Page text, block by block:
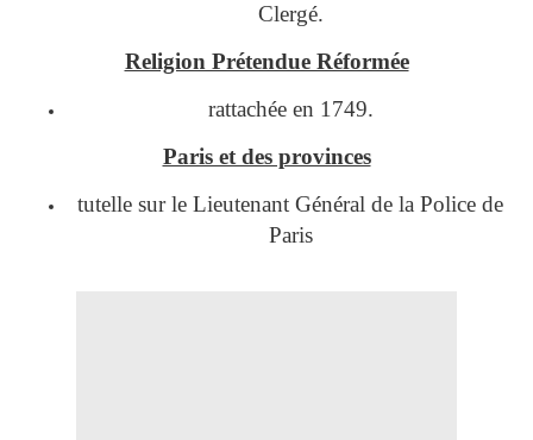
Clergé.
Religion Prétendue Réformée
rattachée en 1749.
Paris et des provinces
tutelle sur le Lieutenant Général de la Police de
Paris